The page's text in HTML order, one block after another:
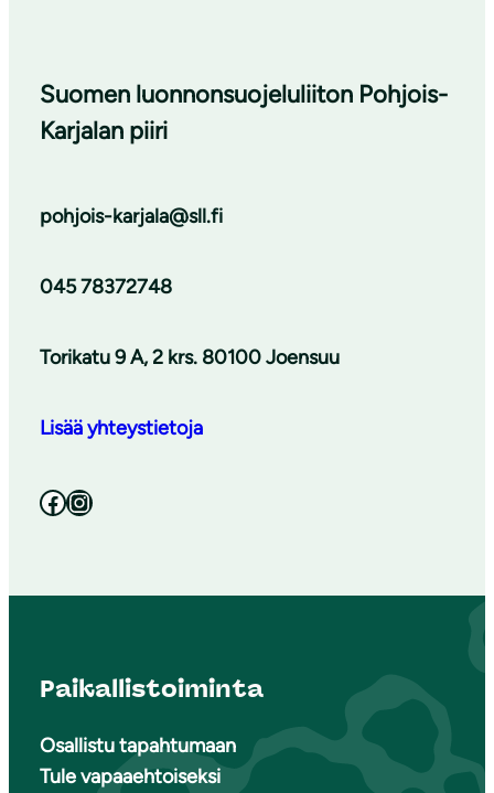
Suomen luonnonsuojeluliiton Pohjois-
Karjalan piiri
pohjois-karjala@sll.fi
045 78372748
Torikatu 9 A, 2 krs. 80100 Joensuu
Lisää yhteystietoja
Facebook Instagram
Paikallistoiminta
Osallistu tapahtumaan
Tule vapaaehtoiseksi